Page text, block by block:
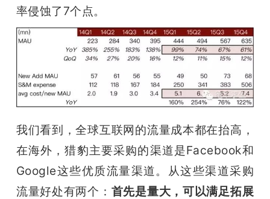
率侵蚀了7个点。
我们看到，全球互联网的流量成本都在抬高，
在海外，猎豹主要采购的渠道是Facebook和
Google这些优质流量渠道。从这些渠道采购
流量好处有两个： 首先是量大，可以满足拓展